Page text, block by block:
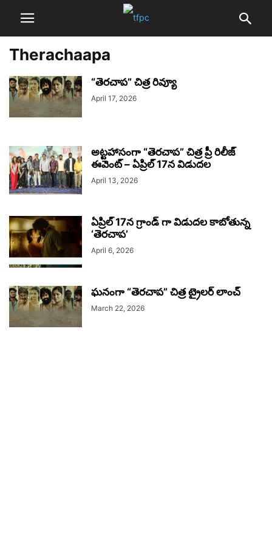
Therachaapa
“తెరచాప” చిత్ర రివ్యూ
April 17, 2026
అట్టహాసంగా “తెరచాప” చిత్ర ప్రీ రిలీజ్
ఈవెంట్ – ఏప్రిల్ 17న విడుదల
April 13, 2026
ఏప్రిల్ 17న గ్రాండ్ గా విడుదల కాబోతున్న
‘తెరచాప’
April 6, 2026
ఘనంగా “తెరచాప” చిత్ర ట్రైలర్ లాంచ్
March 22, 2026